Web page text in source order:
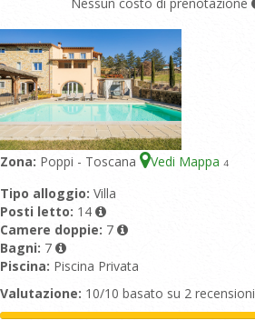
Zona: Poppi - Toscana Vedi Mappa 4
Tipo alloggio: Villa
Posti letto: 14
Camere doppie: 7
Bagni: 7
Piscina: Piscina Privata
Valutazione: 10/10 basato su 2 recensioni